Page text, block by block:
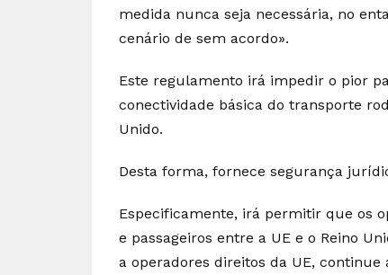
medida nunca seja necessária, no
cenário de sem acordo».
Este regulamento irá impedir o pior
conectividade básica do transporte
Unido.
Desta forma, fornece segurança
Especificamente, irá permitir que os
e passageiros entre a UE e o Reino
a operadores direitos da UE,